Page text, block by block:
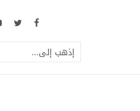
إذهب إلى...